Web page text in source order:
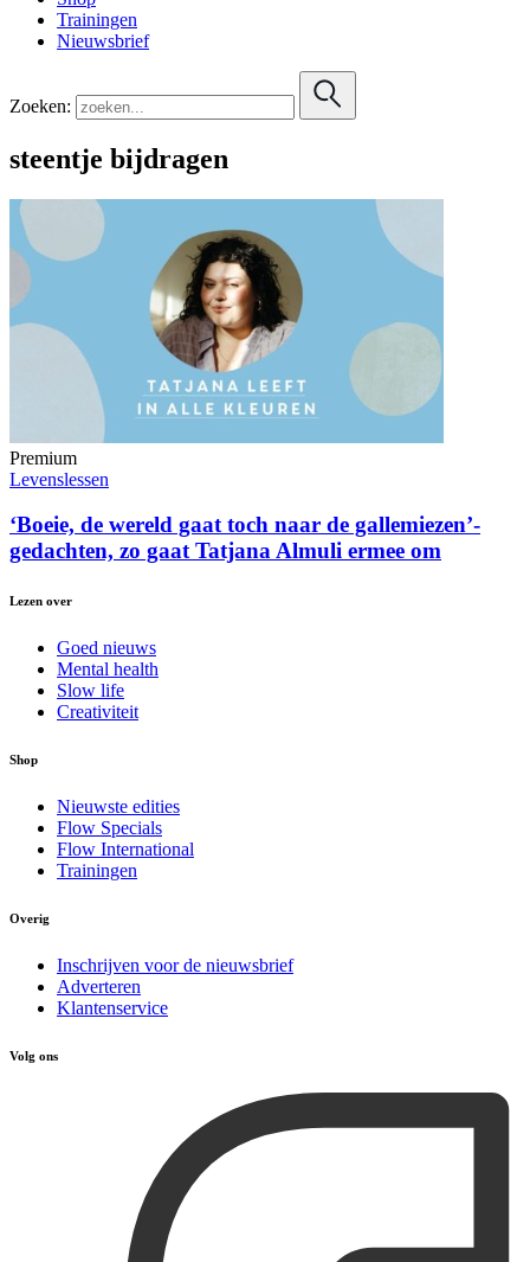
Trainingen
Nieuwsbrief
Zoeken:
steentje bijdragen
Premium
Levenslessen
‘Boeie, de wereld gaat toch naar de gallemiezen’-
gedachten, zo gaat Tatjana Almuli ermee om
Lezen over
Goed nieuws
Mental health
Slow life
Creativiteit
Shop
Nieuwste edities
Flow Specials
Flow International
Trainingen
Overig
Inschrijven voor de nieuwsbrief
Adverteren
Klantenservice
Volg ons